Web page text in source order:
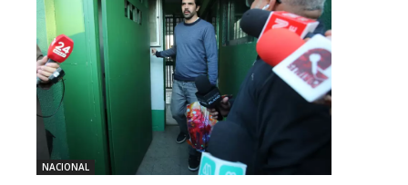
NACIONAL